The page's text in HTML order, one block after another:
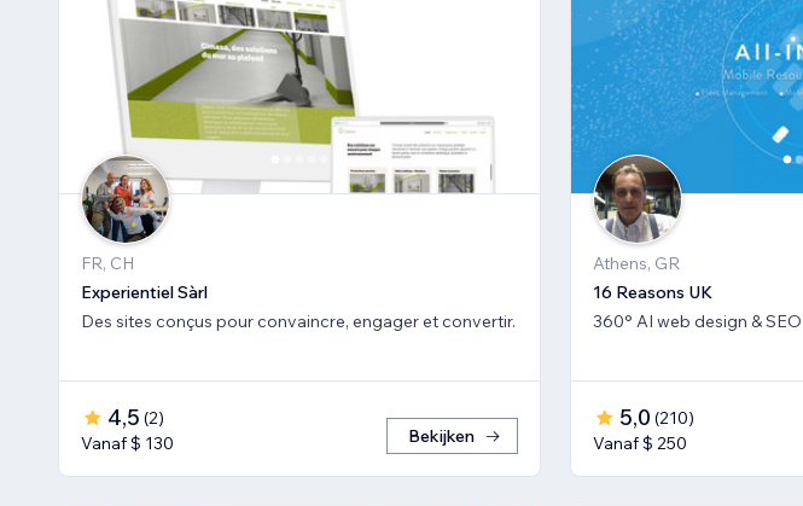
FR, CH
Experientiel Sàrl
Des sites conçus pour convaincre, engager et convertir.
4,5 (2)
Vanaf $ 130
Bekijken
Athens, GR
16 Reasons UK
360° AI web design & SEO
5,0 (210)
Vanaf $ 250